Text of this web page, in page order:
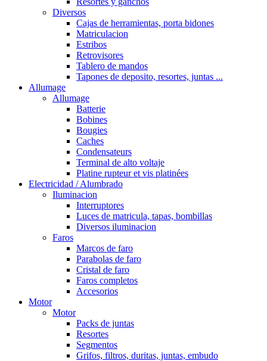
Diversos
Cajas de herramientas, porta bidones
Matriculacion
Estribos
Retrovisores
Tablero de mandos
Tapones de deposito, resortes, juntas ...
Allumage
Allumage
Batterie
Bobines
Bougies
Caches
Condensateurs
Terminal de alto voltaje
Platine rupteur et vis platinées
Electricidad / Alumbrado
Iluminacion
Interruptores
Luces de matricula, tapas, bombillas
Diversos iluminacion
Faros
Marcos de faro
Parabolas de faro
Cristal de faro
Faros completos
Accesorios
Motor
Motor
Packs de juntas
Resortes
Segmentos
Grifos, filtros, duritas, juntas, embudo